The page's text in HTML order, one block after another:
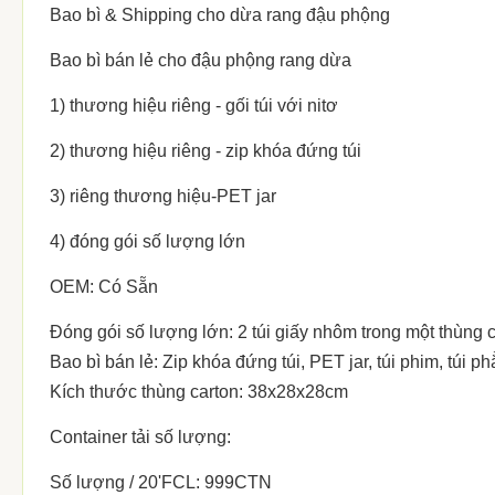
Bao bì & Shipping cho dừa rang đậu phộng
Bao bì bán lẻ cho đậu phộng rang dừa
1) thương hiệu riêng - gối túi với nitơ
2) thương hiệu riêng - zip khóa đứng túi
3) riêng thương hiệu-PET jar
4) đóng gói số lượng lớn
OEM: Có Sẵn
Đóng gói số lượng lớn: 2 túi giấy nhôm trong một thùng
Bao bì bán lẻ: Zip khóa đứng túi, PET jar, túi phim, túi
Kích thước thùng carton: 38x28x28cm
Container tải số lượng:
Số lượng / 20'FCL: 999CTN